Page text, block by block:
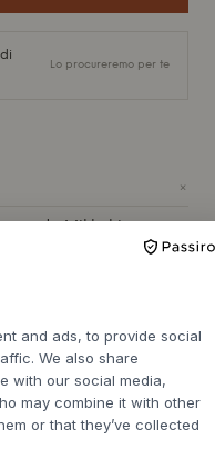
Lo procureremo per te
+
da Mikkel Lang
moderno con
in diverse
questo pouf
comoda seduta per
garantiscono
mentre il suo
perfetta a diversi
and ads, to provide social
We also share
with our social media,
may combine it with other
or that they’ve collected